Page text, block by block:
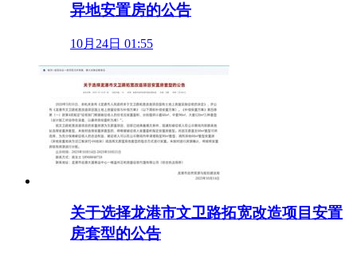
异地安置房的公告
10月24日 01:55
关于选择龙港市文卫路拓宽改造项目安置
房套型的公告